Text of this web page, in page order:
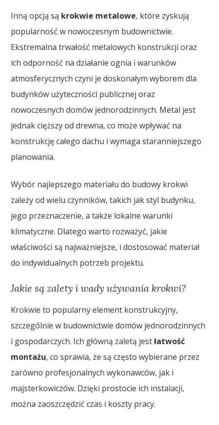
Inną opcją są krokwie metalowe, które zyskują
popularność w nowoczesnym budownictwie.
Ekstremalna trwałość metalowych konstrukcji oraz
ich odporność na działanie ognia i warunków
atmosferycznych czyni je doskonałym wyborem dla
budynków użyteczności publicznej oraz
nowoczesnych domów jednorodzinnych. Metal jest
jednak cięższy od drewna, co może wpływać na
konstrukcję całego dachu i wymaga staranniejszego
planowania.
Wybór najlepszego materiału do budowy krokwi
zależy od wielu czynników, takich jak styl budynku,
jego przeznaczenie, a także lokalne warunki
klimatyczne. Dlatego warto rozważyć, jakie
właściwości są najważniejsze, i dostosować materiał
do indywidualnych potrzeb projektu.
Jakie są zalety i wady używania krokwi?
Krokwie to popularny element konstrukcyjny,
szczególnie w budownictwie domów jednorodzinnych
i gospodarczych. Ich główną zaletą jestłatwość
montażu, co sprawia, że są często wybierane przez
zarówno profesjonalnych wykonawców, jak i
majsterkowiczów. Dzięki prostocie ich instalacji,
można zaoszczędzić czas i koszty pracy.